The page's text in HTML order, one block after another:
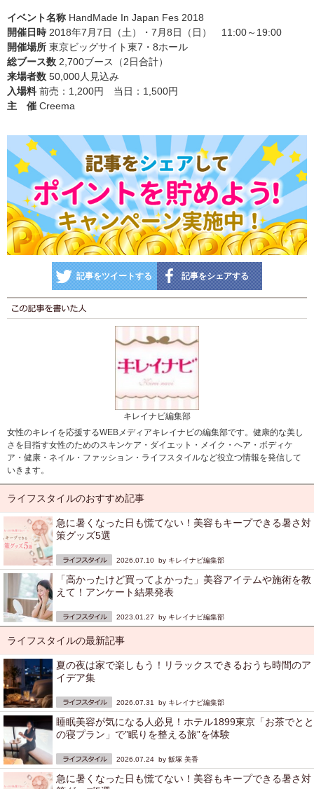
イベント名称 HandMade In Japan Fes 2018
開催日時 2018年7月7日（土）・7月8日（日） 11:00～19:00
開催場所 東京ビッグサイト東7・8ホール
総ブース数 2,700ブース（2日合計）
来場者数 50,000人見込み
入場料 前売：1,200円 当日：1,500円
主 催 Creema
記事をツイートする 記事をシェアする
キレイナビ編集部
女性のキレイを応援するWEBメディアキレイナビの編集部です。健康的な美し
さを目指す女性のためのスキンケア・ダイエット・メイク・ヘア・ボディケ
ア・健康・ネイル・ファッション・ライフスタイルなど役立つ情報を発信して
いきます。
ライフスタイルのおすすめ記事
急に暑くなった日も慌てない！美容もキープできる暑さ対
策グッズ5選
2026.07.10 by キレイナビ編集部
「高かったけど買ってよかった」美容アイテムや施術を教
えて！アンケート結果発表
2023.01.27 by キレイナビ編集部
ライフスタイルの最新記事
夏の夜は家で楽しもう！リラックスできるおうち時間のア
イデア集
2026.07.31 by キレイナビ編集部
睡眠美容が気になる人必見！ホテル1899東京「お茶でとと
の寝プラン」で”眠りを整える旅”を体験
2026.07.24 by 飯塚 美香
急に暑くなった日も慌てない！美容もキープできる暑さ対